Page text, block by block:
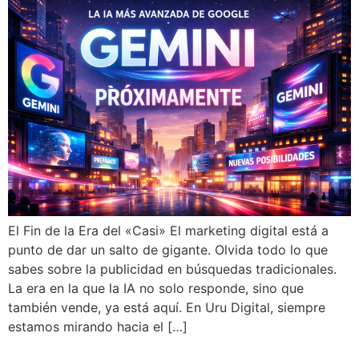
El Fin de la Era del «Casi» El marketing digital está a
punto de dar un salto de gigante. Olvida todo lo que
sabes sobre la publicidad en búsquedas tradicionales.
La era en la que la IA no solo responde, sino que
también vende, ya está aquí. En Uru Digital, siempre
estamos mirando hacia el […]